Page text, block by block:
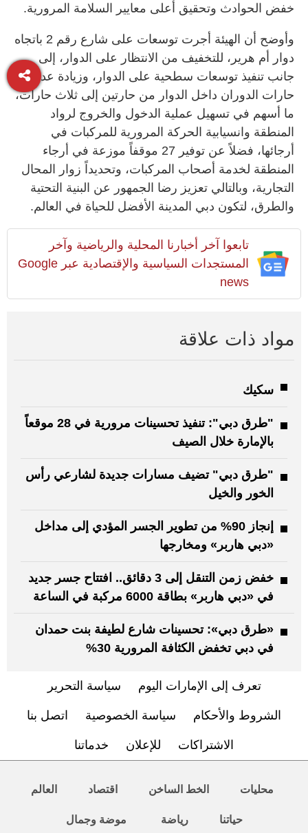
خفض الحوادث وتحقيق أعلى معايير السلامة المرورية.
وأوضح أن الهيئة أجرت توسعات على شارع رقم 2 باتجاه
دوار أم هرير، للتخفيف من الانتظار على الدوار، إلى
جانب تنفيذ توسعات سطحية على الدوار، وزيادة عدد
حارات الدوران داخل الدوار من حارتين إلى ثلاث حارات،
ما أسهم في تسهيل عملية الدخول والخروج لرواد
المنطقة وانسيابية الحركة المرورية للمركبات في
أرجائها، فضلاً عن توفير 27 موقفاً موزعة في أرجاء
المنطقة لخدمة أصحاب المركبات، وتحديداً زوار المحال
التجارية، وبالتالي تعزيز رضا الجمهور عن البنية التحتية
والطرق، لتكون دبي المدينة الأفضل للحياة في العالم.
تابعوا آخر أخبارنا المحلية والرياضية وآخر
المستجدات السياسية والإقتصادية عبر Google
news
مواد ذات علاقة
سكيك
"طرق دبي": تنفيذ تحسينات مرورية في 28 موقعاً
بالإمارة خلال الصيف
"طرق دبي" تضيف مسارات جديدة لشارعي رأس
الخور والخيل
إنجاز 90% من تطوير الجسر المؤدي إلى مداخل
«دبي هاربر» ومخارجها
خفض زمن التنقل إلى 3 دقائق.. افتتاح جسر جديد
في «دبي هاربر» بطاقة 6000 مركبة في الساعة
«طرق دبي»: تحسينات شارع لطيفة بنت حمدان
في دبي تخفض الكثافة المرورية 30%
تعرف إلى الإمارات اليوم سياسة التحرير
الشروط والأحكام سياسة الخصوصية اتصل بنا
الاشتراكات للإعلان خدماتنا
محليات الخط الساخن اقتصاد العالم
حياتنا رياضة موضة وجمال